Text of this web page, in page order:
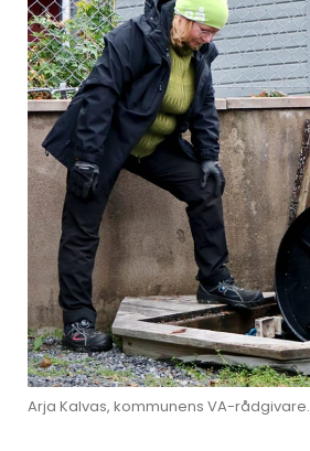
Arja Kalvas, kommunens VA-rådgivare.